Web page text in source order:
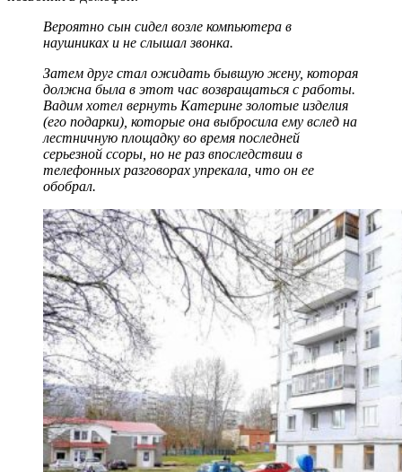
Вероятно сын сидел возле компьютера в
наушниках и не слышал звонка.
Затем друг стал ожидать бывшую жену, которая
должна была в этот час возвращаться с работы.
Вадим хотел вернуть Катерине золотые изделия
(его подарки), которые она выбросила ему вслед на
лестничную площадку во время последней
серьезной ссоры, но не раз впоследствии в
телефонных разговорах упрекала, что он ее
обобрал.